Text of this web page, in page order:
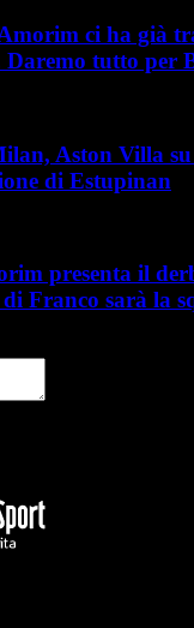
ci ha già
Daremo tutto per
Aston Villa
di Estupinan
presenta il
Franco sarà la